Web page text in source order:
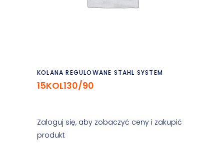
Czytaj dalej
KOLANA REGULOWANE STAHL SYSTEM
15KOL130/90
Zaloguj się, aby zobaczyć ceny i zakupić
produkt